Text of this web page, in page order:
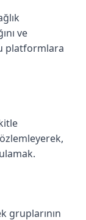
ve
platformlara
gruplarının